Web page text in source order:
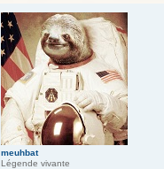
meuhbat
Légende vivante